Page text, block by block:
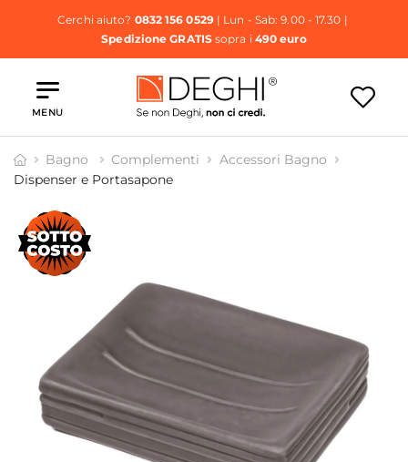
Cerchi aiuto? 0832 156 0529| Lun - Sab: 9.00 - 17.30 |
Spedizione GRATISsopra i 490 euro
MENU
Bagno Complementi
Accessori Bagno
Dispenser e Portasapone